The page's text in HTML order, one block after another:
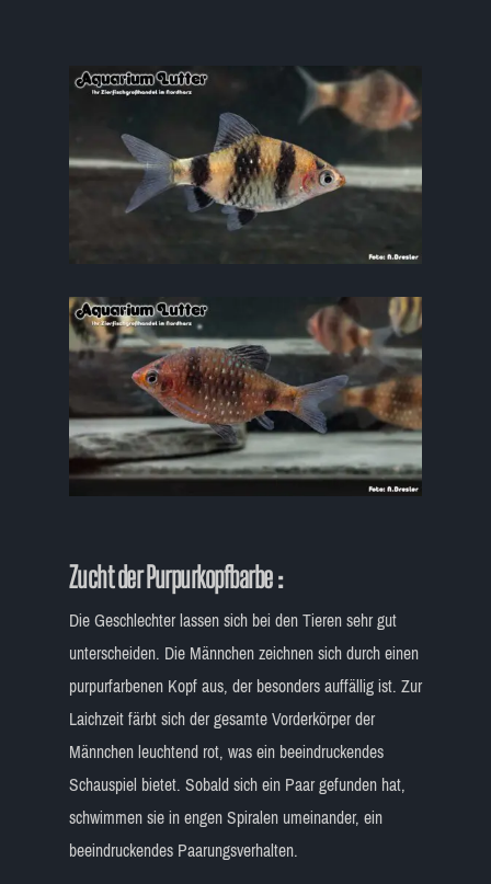
Zucht der Purpurkopfbarbe :
Die Geschlechter lassen sich bei den Tieren sehr gut
unterscheiden. Die Männchen zeichnen sich durch einen
purpurfarbenen Kopf aus, der besonders auffällig ist. Zur
Laichzeit färbt sich der gesamte Vorderkörper der
Männchen leuchtend rot, was ein beeindruckendes
Schauspiel bietet. Sobald sich ein Paar gefunden hat,
schwimmen sie in engen Spiralen umeinander, ein
beeindruckendes Paarungsverhalten.